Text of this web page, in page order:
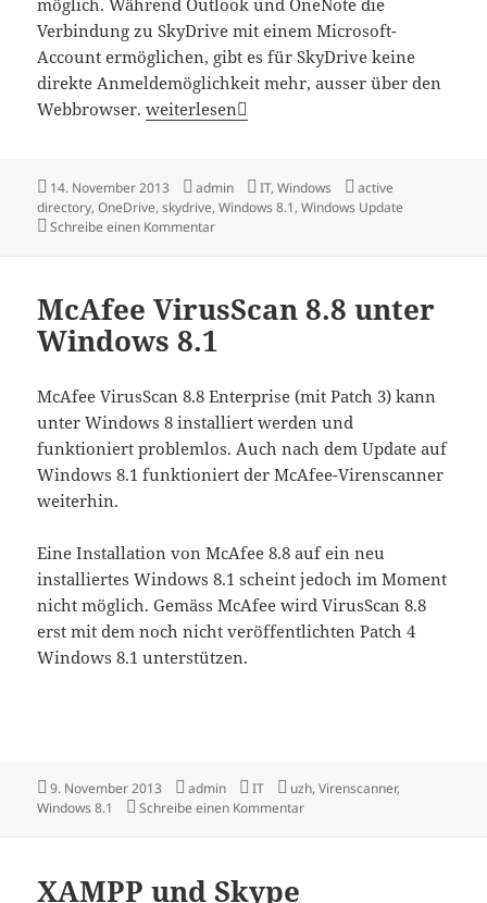
Verbindung zu SkyDrive mit einem Microsoft-
Account ermöglichen, gibt es für SkyDrive keine
direkte Anmeldemöglichkeit mehr, ausser über den
Webbrowser.Windows 8.1, Domänenaccount und
weiterlesen
Veröffentlicht
am
14. November 2013 Autor
admin Kategorien
IT,Windows Schlagwörter
active
directory,OneDrive,skydrive,Windows 8.1,Windows Update
Schreibe einen Kommentarzu Windows 8.1, Domänenaccount und
McAfee VirusScan 8.8 unter
Windows 8.1
McAfee VirusScan 8.8 Enterprise (mit Patch 3) kann
unter Windows 8 installiert werden und
funktioniert problemlos. Auch nach dem Update auf
Windows 8.1 funktioniert der McAfee-Virenscanner
weiterhin.
Eine Installation von McAfee 8.8 auf ein neu
installiertes Windows 8.1 scheint jedoch im Moment
nicht möglich. Gemäss McAfee wird VirusScan 8.8
erst mit dem noch nicht veröffentlichten Patch 4
Windows 8.1 unterstützen.
Veröffentlicht
am
9. November 2013 Autor
admin Kategorien
IT Schlagwörter
uzh,Virenscanner,
Windows 8.1
Schreibe einen Kommentarzu McAfee VirusScan 8.8
XAMPP und Skype